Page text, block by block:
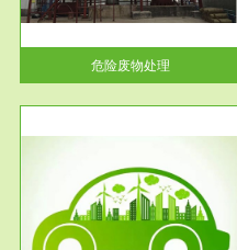
危险废物处理
废物处理业务包括市政废物的
理处...
服务范围
工作场所职业危害现状评价